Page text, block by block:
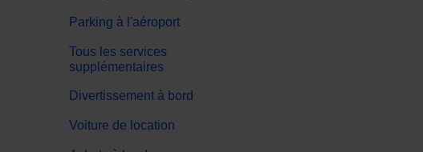
Parking à l'aéroport
Tous les services
supplémentaires
Divertissement à bord
Voiture de location